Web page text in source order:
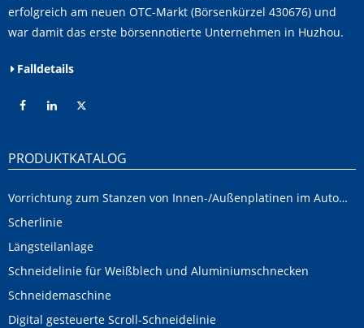
erfolgreich am neuen OTC-Markt (Börsenkürzel 430676) und
war damit das erste börsennotierte Unternehmen in Huzhou.
Falldetails
PRODUKTKATALOG
Vorrichtung zum Stanzen von Innen-/Außenplatinen im Automobilbereich
Scherlinie
Längsteilanlage
Schneidelinie für Weißblech und Aluminiumschnecken
Schneidemaschine
Digital gesteuerte Scroll-Schneidelinie